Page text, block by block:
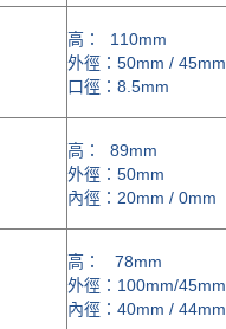
高： 110mm
外徑：50mm / 45mm
口徑：8.5mm
高： 89mm
外徑：50mm
內徑：20mm / 0mm
高： 78mm
外徑：100mm/45mm
內徑：40mm / 44mm